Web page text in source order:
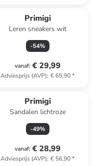
Primigi
Leren sneakers wit
-54%
vanaf: € 29,99
Adviesprijs (AVP): € 65,90*
Primigi
Sandalen lichtroze
-49%
vanaf: € 28,99
Adviesprijs (AVP): € 56,90*